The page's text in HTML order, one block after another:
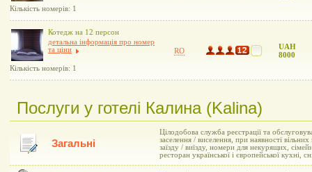
Кількість номерів: 1
Котедж на 12 персон
детальна інформація про номер
та ціни
Кількість номерів: 1
RO
UAH
8000
Послуги у готелі Калина (Kalina)
Загальні
Цілодобова служба реєстрації та
заселення / виселення, при наявності
заїзду / виїзду, номери для некурящих,
ресторан української і європейської кухні,